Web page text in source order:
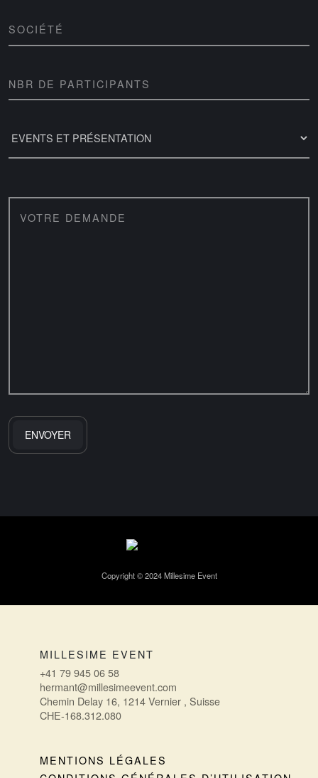
SOCIÉTÉ
NBR DE PARTICIPANTS
VOTRE DEMANDE
Copyright © 2024 Millesime Event
MILLESIME EVENT
+41 79 945 06 58
hermant@millesimeevent.com
Chemin Delay 16, 1214 Vernier , Suisse
CHE-168.312.080
MENTIONS LÉGALES